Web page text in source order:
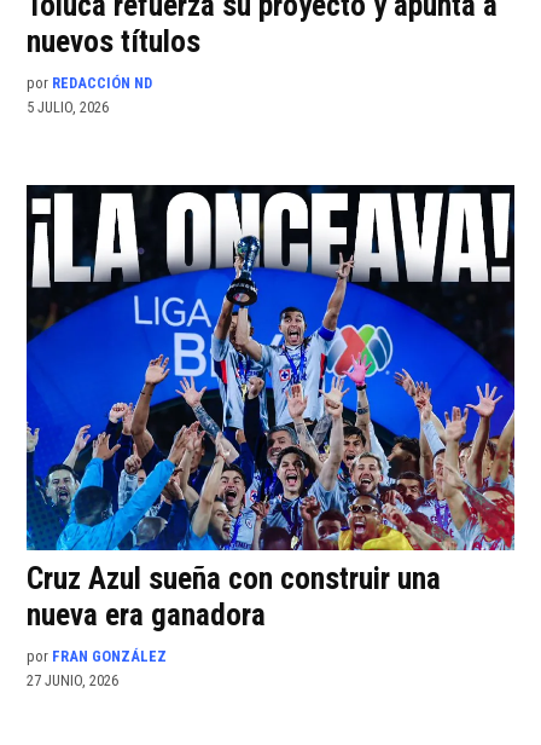
nuevos títulos
por REDACCIÓN ND
5 JULIO, 2026
Cruz Azul sueña con construir una
nueva era ganadora
por FRAN GONZÁLEZ
27 JUNIO, 2026